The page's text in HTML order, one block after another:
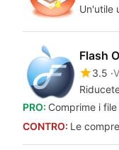
Un'utile
Flash
3.5
PRO: Comprime i
CONTRO: Le